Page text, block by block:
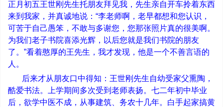
正月初五王世刚先生托朋友拜见我，先生亲自开车拎着东西
来到我家，并真诚地说： “李老师啊，老早都想和您认识，
可苦于自己愚笨，不敢与多谢您，您那张照片真的很美啊。
为我们老子书院喜添光辉，以后您就是我们书院的朋友
了。 ”看着憨厚的王先生，我才发现，他是一个不善言语的
人。
后来才从朋友口中得知：王世刚先生自幼受家父熏陶，
酷爱书法。上学期间多次受到老师表扬。七二年初中毕业
后，欲学中医不成，从事建筑、务农十几年。白手起家搞黄